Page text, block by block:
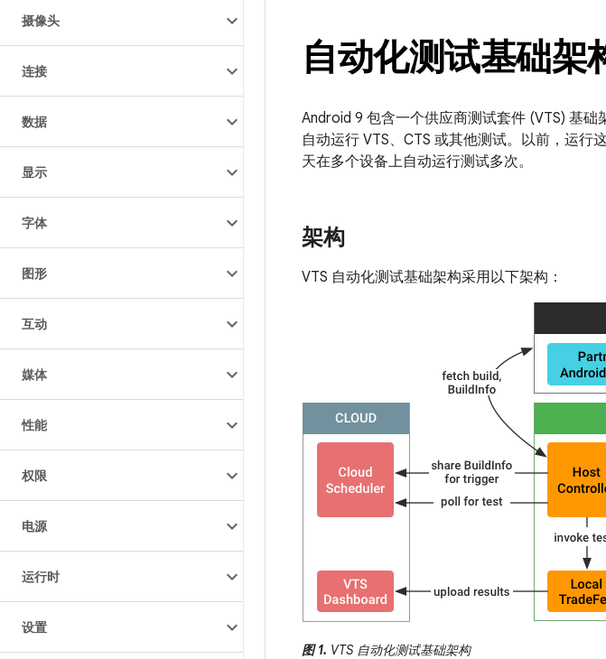
摄像头
连接
数据
显示
字体
图形
互动
媒体
性能
权限
电源
运行时
设置
自动化测试基础架
Android 9 包含一个供应商测试套件 (VTS) 基
自动运行 VTS、CTS 或其他测试。以前，运行
天在多个设备上自动运行测试多次。
架构
VTS 自动化测试基础架构采用以下架构：
图 1. VTS 自动化测试基础架构